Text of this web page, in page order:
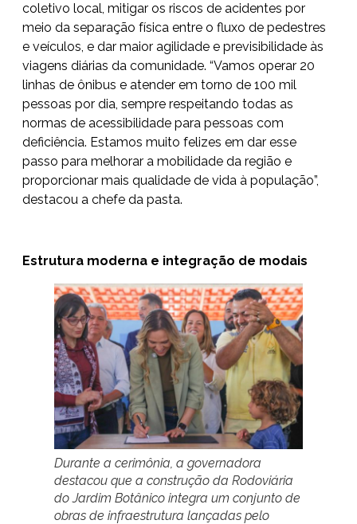
coletivo local, mitigar os riscos de acidentes por
meio da separação física entre o fluxo de pedestres
e veículos, e dar maior agilidade e previsibilidade às
viagens diárias da comunidade. “Vamos operar 20
linhas de ônibus e atender em torno de 100 mil
pessoas por dia, sempre respeitando todas as
normas de acessibilidade para pessoas com
deficiência. Estamos muito felizes em dar esse
passo para melhorar a mobilidade da região e
proporcionar mais qualidade de vida à população”,
destacou a chefe da pasta.
Estrutura moderna e integração de modais
Durante a cerimônia, a governadora
destacou que a construção da Rodoviária
do Jardim Botânico integra um conjunto de
obras de infraestrutura lançadas pelo